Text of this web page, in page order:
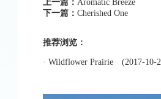
上一篇： Aromatic Breeze
下一篇： Cherished One
推荐浏览：
· Wildflower Prairie (2017-10-